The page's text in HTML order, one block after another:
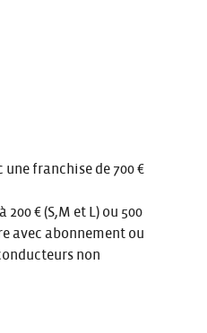
une franchise de 700 €
€ (S,M et L) ou 500
avec abonnement ou
non